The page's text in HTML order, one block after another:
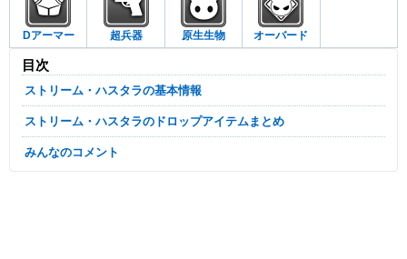
Dアーマー 超兵器 原生生物 オーバード
目次
ストリーム・ハスタラの基本情報
ストリーム・ハスタラのドロップアイテムまとめ
みんなのコメント